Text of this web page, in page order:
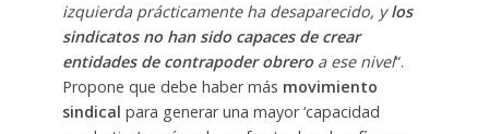
izquierda prácticamente ha desaparecido, ylos
sindicatos no han sido capaces de crear
entidades de contrapoder obreroa ese nivel“.
Propone que debe haber más movimiento
sindical para generar una mayor ‘capacidad